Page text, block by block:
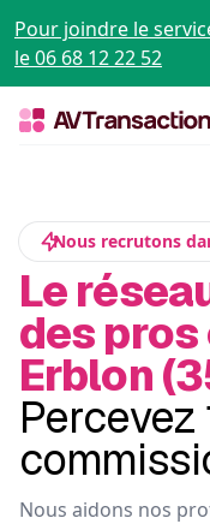
Pour joindre le
le 06 68 12 22 52
Nous recrutons
Le
des pros
Erblon
Percevez
Nous aidons nos